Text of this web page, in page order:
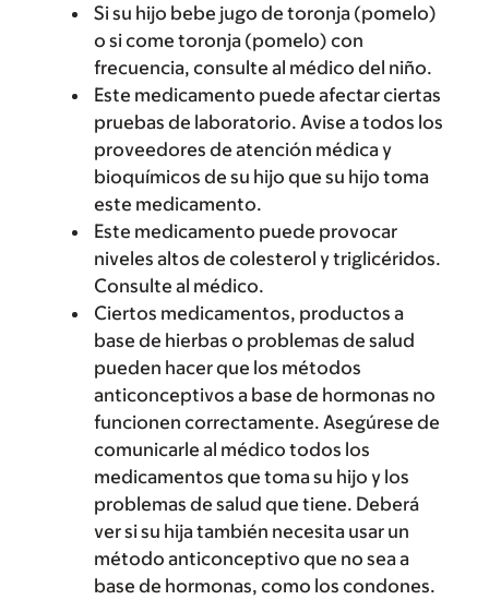
Si su hijo bebe jugo de toronja (pomelo)
o si come toronja (pomelo) con
frecuencia, consulte al médico del niño.
Este medicamento puede afectar ciertas
pruebas de laboratorio. Avise a todos los
proveedores de atención médica y
bioquímicos de su hijo que su hijo toma
este medicamento.
Este medicamento puede provocar
niveles altos de colesterol y triglicéridos.
Consulte al médico.
Ciertos medicamentos, productos a
base de hierbas o problemas de salud
pueden hacer que los métodos
anticonceptivos a base de hormonas no
funcionen correctamente. Asegúrese de
comunicarle al médico todos los
medicamentos que toma su hijo y los
problemas de salud que tiene. Deberá
ver si su hija también necesita usar un
método anticonceptivo que no sea a
base de hormonas, como los condones.